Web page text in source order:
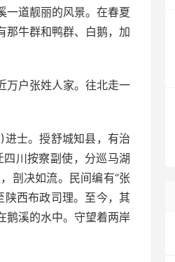
一道靓丽的风景。在春夏
那牛群和鸭群、白鹅，加
万户张姓人家。往北走一
士。授舒城知县，有治
川按察副使，分巡马湖
剖决如流。民间编有“张
陕西布政司理。至今，其
鹅溪的水中。守望着两岸